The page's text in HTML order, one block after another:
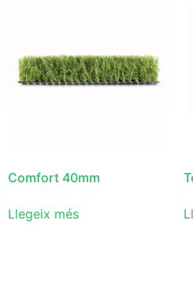
Comfort 40mm
Llegeix més